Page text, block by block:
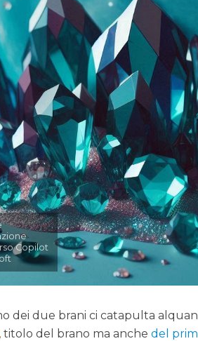
Copilot
dei due brani ci catapulta
titolo del brano ma anchedel